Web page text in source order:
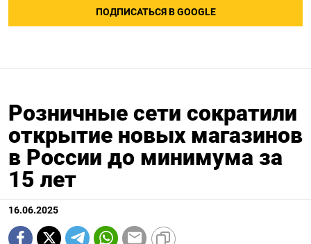
ПОДПИСАТЬСЯ В GOOGLE
Розничные сети сократили
открытие новых магазинов
в России до минимума за
15 лет
16.06.2025